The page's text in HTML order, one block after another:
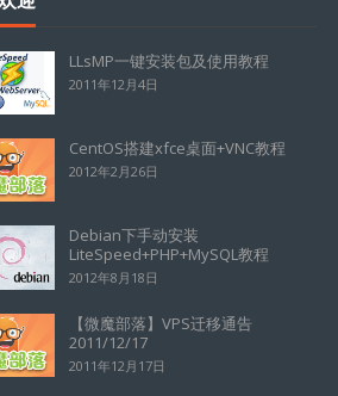
LLsMP一键安装包及使用教程
2011年12月4日
CentOS搭建xfce桌面+VNC教程
2012年2月26日
Debian下手动安装
LiteSpeed+PHP+MySQL教程
2012年8月18日
【微魔部落】VPS迁移通告
2011/12/17
2011年12月17日